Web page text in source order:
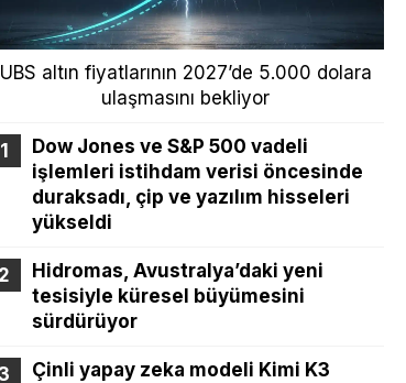
UBS altın fiyatlarının 2027’de 5.000 dolara
ulaşmasını bekliyor
Dow Jones ve S&P 500 vadeli
işlemleri istihdam verisi öncesinde
duraksadı, çip ve yazılım hisseleri
yükseldi
Hidromas, Avustralya’daki yeni
tesisiyle küresel büyümesini
sürdürüyor
Çinli yapay zeka modeli Kimi K3